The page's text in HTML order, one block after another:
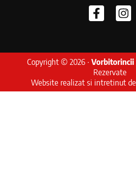
Copyright © 2026 · Vorbitorincii
Rezervate
Website realizat si intretinut de